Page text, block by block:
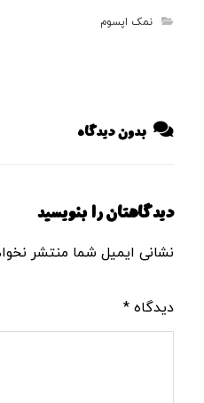
نمک اپسوم
بدون دیدگاه
دیدگاهتان را بنویسید
نشانی ایمیل شما منتشر
دیدگاه *